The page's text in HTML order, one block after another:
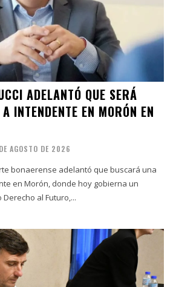
ADELANTÓ QUE SERÁ
INTENDENTE EN MORÓN EN
AGOSTO DE 2026
bonaerense adelantó que buscará una
en Morón, donde hoy gobierna un
al Futuro,...